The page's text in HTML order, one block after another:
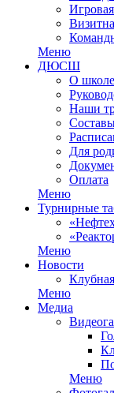
Меню
ДЮСШ
О школе
Наши
Для
Оплата
Меню
Турнирные
Меню
Новости
Меню
Медиа
Меню